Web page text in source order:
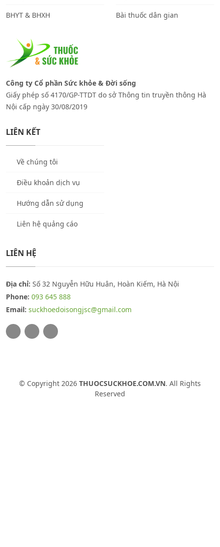
BHYT & BHXH Bài thuốc dân gian
Công ty Cổ phần Sức khỏe & Đời sống
Giấy phép số 4170/GP-TTDT do sở Thông tin truyền thông Hà
Nội cấp ngày 30/08/2019
LIÊN KẾT
Về chúng tôi
Điều khoản dịch vụ
Hướng dẫn sử dụng
Liên hệ quảng cáo
LIÊN HỆ
Địa chỉ: Số 32 Nguyễn Hữu Huân, Hoàn Kiếm, Hà Nội
Phone: 093 645 888
Email: suckhoedoisongjsc@gmail.com
© Copyright 2026 THUOCSUCKHOE.COM.VN. All Rights
Reserved